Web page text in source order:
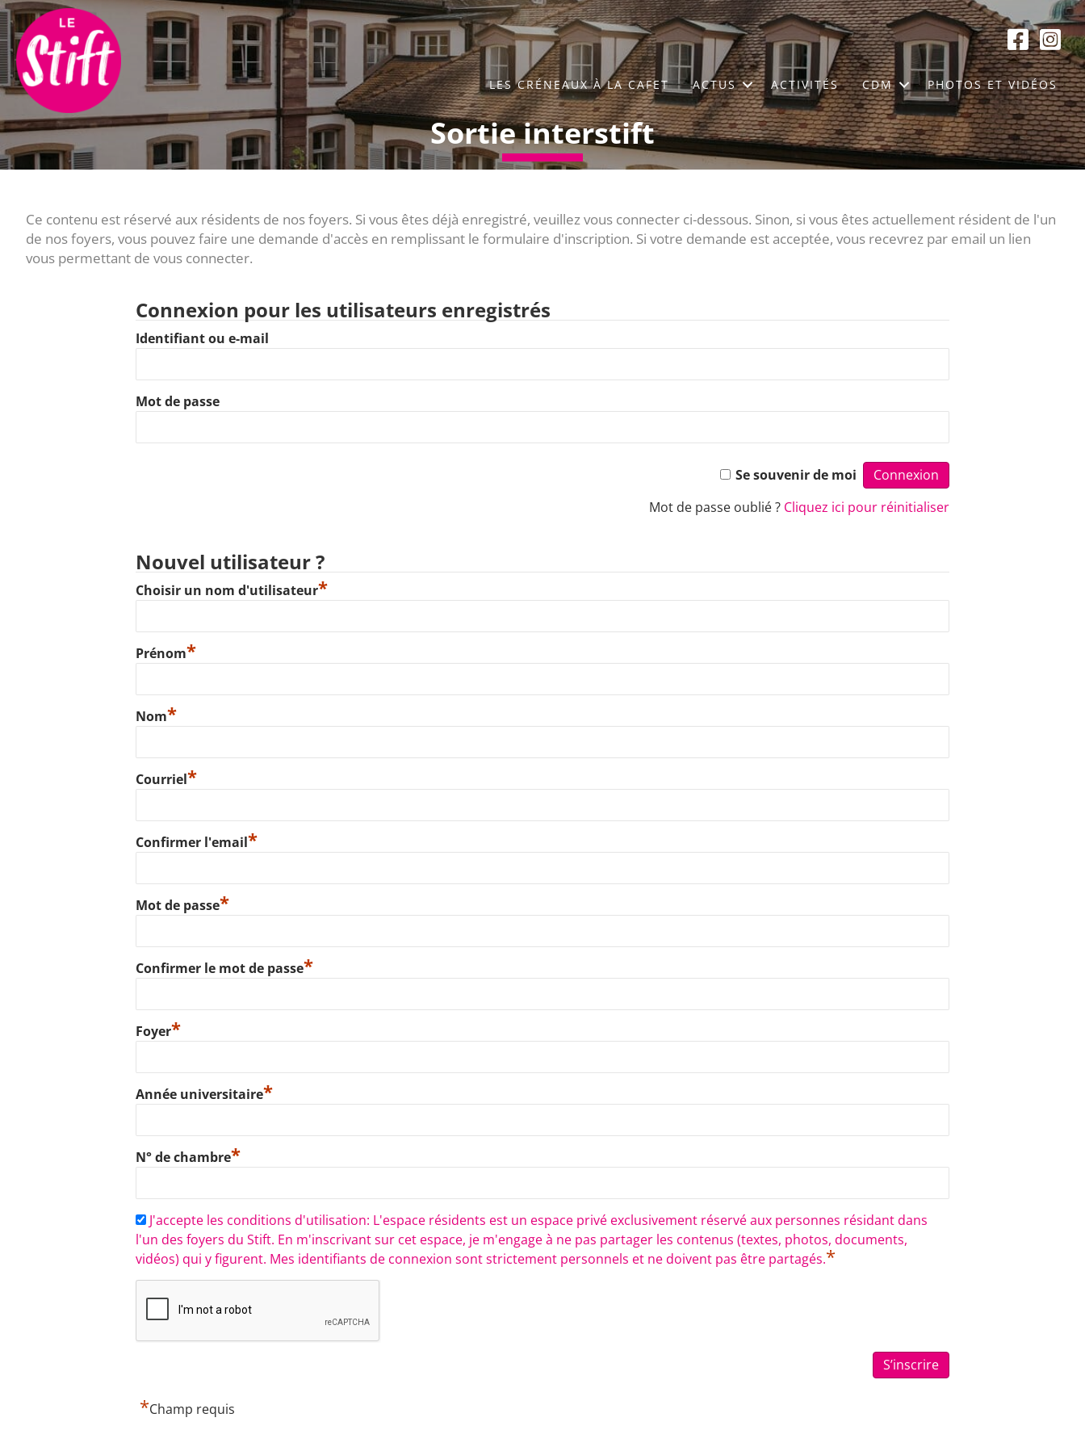
LES CRÉNEAUX À LA CAFET ACTUS ACTIVITÉS CDM PHOTOS ET VIDÉOS
Sortie interstift
Ce contenu est réservé aux résidents de nos foyers. Si vous êtes déjà enregistré, veuillez vous connecter ci-dessous. Sinon, si vous êtes actuellement résident de l'un
de nos foyers, vous pouvez faire une demande d'accès en remplissant le formulaire d'inscription. Si votre demande est acceptée, vous recevrez par email un lien
vous permettant de vous connecter.
Connexion pour les utilisateurs enregistrés
Identifiant ou e-mail
Mot de passe
Se souvenir de moi
Mot de passe oublié ? Cliquez ici pour réinitialiser
Nouvel utilisateur ?
Choisir un nom d'utilisateur*
Prénom*
Nom*
Courriel*
Confirmer l'email*
Mot de passe*
Confirmer le mot de passe*
Foyer*
Année universitaire*
N° de chambre*
J'accepte les conditions d'utilisation: L'espace résidents est un espace privé exclusivement réservé aux personnes résidant dans
l'un des foyers du Stift. En m'inscrivant sur cet espace, je m'engage à ne pas partager les contenus (textes, photos, documents,
vidéos) qui y figurent. Mes identifiants de connexion sont strictement personnels et ne doivent pas être partagés.*
*Champ requis